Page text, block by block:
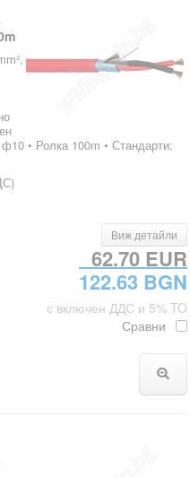
• Ролка 100m • Стандарти:
Виж детайли
62.70 EUR
122.63 BGN
с включен ДДС и 5% TO
Сравни